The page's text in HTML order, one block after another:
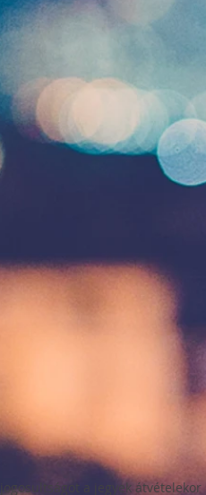
a jegyek